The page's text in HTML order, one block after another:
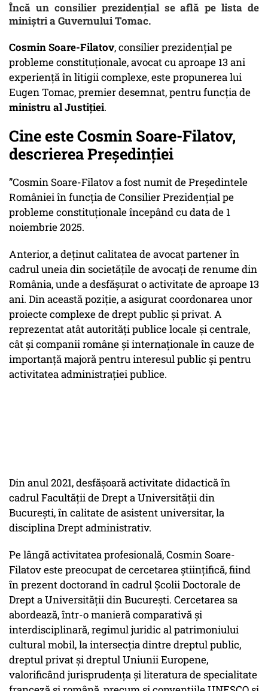
Încă un consilier prezidențial se află pe lista de
miniștri a Guvernului Tomac.
Cosmin Soare-Filatov, consilier prezidențial pe
probleme constituționale, avocat cu aproape 13 ani
experiență în litigii complexe, este propunerea lui
Eugen Tomac, premier desemnat, pentru funcția de
ministru al Justiției.
Cine este Cosmin Soare-Filatov,
descrierea Președinției
”Cosmin Soare-Filatov a fost numit de Președintele
României în funcția de Consilier Prezidențial pe
probleme constituționale începând cu data de 1
noiembrie 2025.
Anterior, a deținut calitatea de avocat partener în
cadrul uneia din societățile de avocați de renume din
România, unde a desfășurat o activitate de aproape 13
ani. Din această poziție, a asigurat coordonarea unor
proiecte complexe de drept public și privat. A
reprezentat atât autorități publice locale și centrale,
cât și companii române și internaționale în cauze de
importanță majoră pentru interesul public și pentru
activitatea administrației publice.
Din anul 2021, desfășoară activitate didactică în
cadrul Facultății de Drept a Universității din
București, în calitate de asistent universitar, la
disciplina Drept administrativ.
Pe lângă activitatea profesională, Cosmin Soare-
Filatov este preocupat de cercetarea științifică, fiind
în prezent doctorand în cadrul Școlii Doctorale de
Drept a Universității din București. Cercetarea sa
abordează, într-o manieră comparativă și
interdisciplinară, regimul juridic al patrimoniului
cultural mobil, la intersecția dintre dreptul public,
dreptul privat și dreptul Uniunii Europene,
valorificând jurisprudența și literatura de specialitate